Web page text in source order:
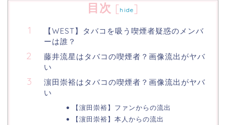
目次 [hide]
【WEST】タバコを吸う喫煙者疑惑のメンバ
ーは誰？
藤井流星はタバコの喫煙者？画像流出がヤバ
い
濵田崇裕はタバコの喫煙者？画像流出がヤバ
い
【濵田崇裕】ファンからの流出
【濵田崇裕】本人からの流出